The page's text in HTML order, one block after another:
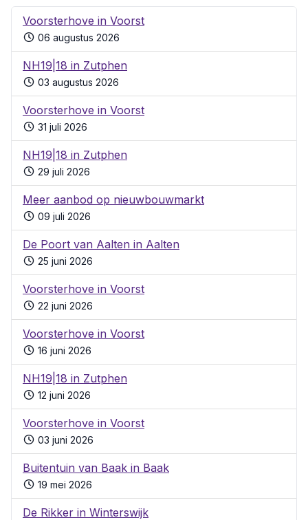
Voorsterhove in Voorst
06 augustus 2026
NH19|18 in Zutphen
03 augustus 2026
Voorsterhove in Voorst
31 juli 2026
NH19|18 in Zutphen
29 juli 2026
Meer aanbod op nieuwbouwmarkt
09 juli 2026
De Poort van Aalten in Aalten
25 juni 2026
Voorsterhove in Voorst
22 juni 2026
Voorsterhove in Voorst
16 juni 2026
NH19|18 in Zutphen
12 juni 2026
Voorsterhove in Voorst
03 juni 2026
Buitentuin van Baak in Baak
19 mei 2026
De Rikker in Winterswijk